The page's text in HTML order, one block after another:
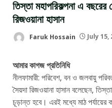
তিস্তা মহাপরিকল্পনা এ বছরের
রিজওয়ানা হাসান
Faruk Hossain July 15,
আমার কাগজ প্রতিনিধি
নীলফামারী: পরিবেশ, বন ও জলবায়ু
সৈয়দা রিজওয়ানা হাসান বলেছেন,
চূড়ান্ত হবে। এরই মধ্যে মাঠ